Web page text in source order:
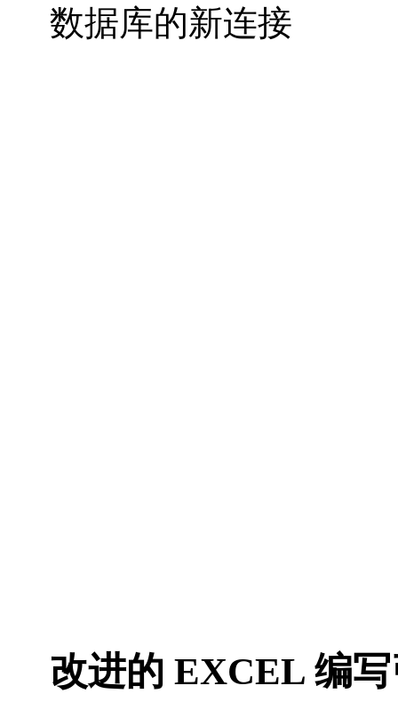
数据库的新连接
改进的 EXCEL 编